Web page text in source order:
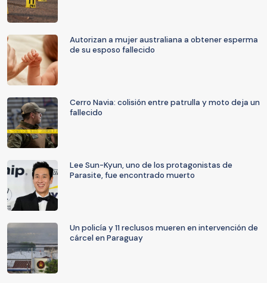
Autorizan a mujer australiana a obtener esperma
de su esposo fallecido
Cerro Navia: colisión entre patrulla y moto deja un
fallecido
Lee Sun-Kyun, uno de los protagonistas de
Parasite, fue encontrado muerto
Un policía y 11 reclusos mueren en intervención de
cárcel en Paraguay